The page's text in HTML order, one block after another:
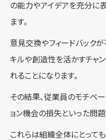
の能力やアイデアを充分に
ます。
意見交換やフィードバック
キルや創造性を活かすチャ
れることになります。
その結果、従業員のモチベ
ョン機会の損失といった問題
これらは組織全体にとって